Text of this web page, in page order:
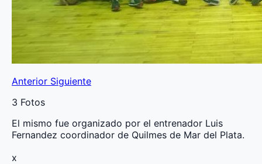
Anterior Siguiente
3 Fotos
El mismo fue organizado por el entrenador Luis
Fernandez coordinador de Quilmes de Mar del Plata.
x